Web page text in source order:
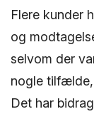
Flere kunder
og
selvom der
nogle
Det har